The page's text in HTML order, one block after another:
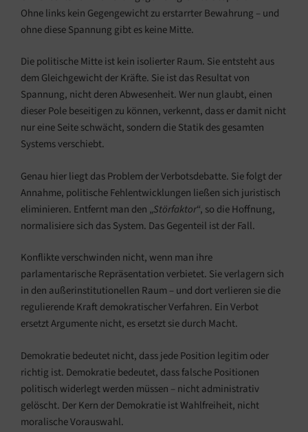
Ohne links kein Gegengewicht zu erstarrter Bewahrung – und
ohne diese Spannung gibt es keine Mitte.
Die politische Mitte ist kein isolierter Raum. Sie entsteht aus
dem Gleichgewicht der Kräfte. Sie ist das Resultat von
Spannung, nicht deren Abwesenheit. Wer nun glaubt, einen
dieser Pole beseitigen zu können, verkennt, dass er damit nicht
nur eine Seite schwächt, sondern die Statik des gesamten
Systems verschiebt.
Genau hier liegt das Problem der Verbotsdebatte. Sie folgt der
Annahme, politische Fehlentwicklungen ließen sich juristisch
eliminieren. Entfernt man den „Störfaktor“, so die Hoffnung,
normalisiere sich das System. Das Gegenteil ist der Fall.
Konflikte verschwinden nicht, wenn man ihre
parlamentarische Repräsentation verbietet. Sie verlagern sich
in den außerinstitutionellen Raum – und dort verlieren sie die
regulierende Kraft demokratischer Verfahren. Ein Verbot
ersetzt Argumente nicht, es ersetzt sie durch Macht.
Demokratie bedeutet nicht, dass jede Position legitim oder
richtig ist. Demokratie bedeutet, dass falsche Positionen
politisch widerlegt werden müssen – nicht administrativ
gelöscht. Der Kern der Demokratie ist Wahlfreiheit, nicht
moralische Vorauswahl.